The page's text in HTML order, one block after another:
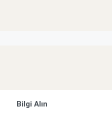
Bilgi Alın